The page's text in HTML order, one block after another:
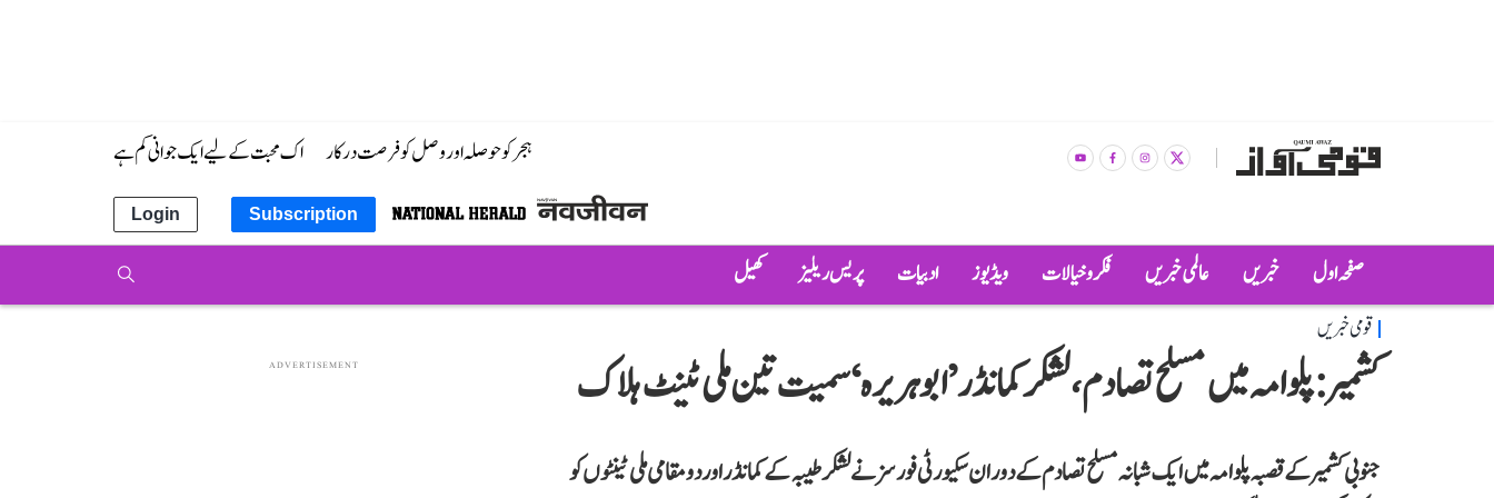
ہجر کو حوصلہ اور وصل کو فرصت درکار اک محبت کے لیے ایک جوانی کم ہے
Subscription
Login
صفحہ اول خبریں عالمی خبریں فکر و خیالات ویڈیوز ادبیات پریس ریلیز کھیل
قومی خبریں
کشمیر: پلوامہ میں مسلح تصادم، لشکر کمانڈر ’ابو ہریرہ‘ سمیت تین ملی ٹینٹ ہلاک
جنوبی کشمیر کے قصبہ پلوامہ میں ایک شبانہ مسلح تصادم کے دوران سکیورٹی فورسز نے لشکر طیبہ کے کمانڈر اور دو مقامی ملی ٹینٹوں کو
ADVERTISEMENT